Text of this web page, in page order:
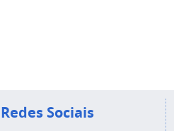
Redes Sociais